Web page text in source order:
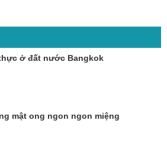
ở đất nước Bangkok
mật ong ngon ngon miệng